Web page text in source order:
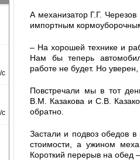
А механизатор Г.Г. Черезов
импортным
– На хорошей технике и
Нам бы теперь
работе не будет. Но
Повстречали мы в тот
В.М. Казакова и С.В.
обратно.
Застали и подвоз обедов
стоимости, а ужином
Короткий перерыв на обед